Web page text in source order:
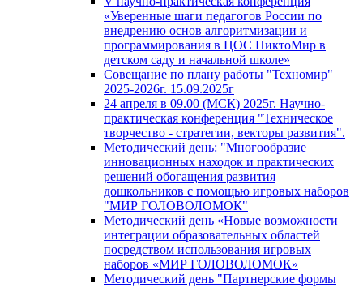
«Уверенные шаги педагогов России по
внедрению основ алгоритмизации и
программирования в ЦОС ПиктоМир в
детском саду и начальной школе»
Совещание по плану работы "Техномир"
2025-2026г. 15.09.2025г
24 апреля в 09.00 (МСК) 2025г. Научно-
практическая конференция "Техническое
творчество - стратегии, векторы развития".
Методический день: "Многообразие
инновационных находок и практических
решений обогащения развития
дошкольников с помощью игровых наборов
"МИР ГОЛОВОЛОМОК"
Методический день «Новые возможности
интеграции образовательных областей
посредством использования игровых
наборов «МИР ГОЛОВОЛОМОК»
Методический день "Партнерские формы